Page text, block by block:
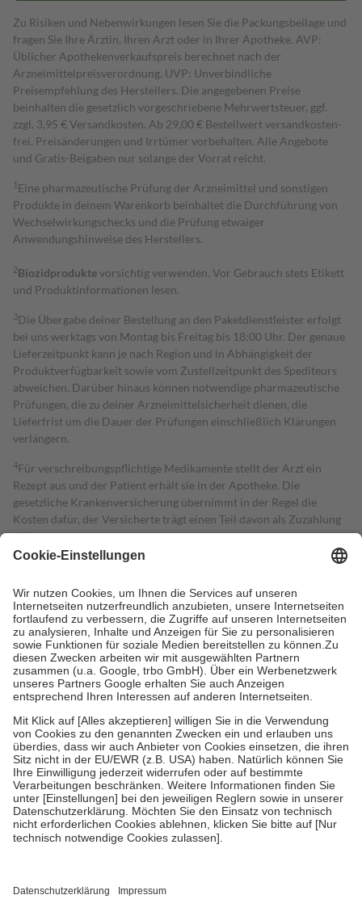
Zu Risiken und Nebenwirkungen lesen Sie die Packungsbeilage und
fragen Sie Ihre Ärztin, Ihren Arzt oder in Ihrer Apotheke. AVP:
Üblicher Apothekenverkaufspreis berechnet nach der
Arzneimittelpreisverordnung. UVP: Unverbindliche
Preisempfehlung des Herstellers. Die angegebenen Preise
beinhalten die gesetzlich vorgeschriebene Mehrwertsteuer, ggf.
zzgl. 3,95 € Versandkosten. Ab 29,00 € Bestell­wert versand­kosten­
frei. Preisänderungen und Irrtümer vorbehalten. Alle Angebote
und Gratis-Beigaben nur solange der Vorrat reicht.
1 Eine pharmazeutische Prüfung der Arzneimittel und sonstigen
Produkte in deinem Warenkorb beinhaltet die Durchführung von
Wechselwirkungschecks und die Prüfung etwaiger
Anwendungshinweise des Herstellers.
2Biozidproduktevorsichtig verwenden. Vor Gebrauch stets Etikett
und Produktinformationen lesen.
3Die Übergabe deiner Bestellung an den Paketdienstleister erfolgt
bei uns werktags von Montag bis Freitag bis 18:00 Uhr. Der genaue
Lieferzeitpunkt kann je nach Region und in Abhängigkeit der
Produktverfügbarkeit sowie vom Zustellzeitpunkt des Spediteurs
abweichen. Darüber hinaus können notwendige pharmazeutische
Prüfungen, die zu deiner Arzneimittelsicherheit dienen, die
Lieferfrist um die Dauer der Prüfungen einschließlich Klärungen
verlängern.
4Für verschreibungspflichtige Medikamente stellt der Arzt ein
Rezept aus und der Patient erhält sie in der Apotheke. Die
gesetzliche Krankenversicherung übernimmt in der Regel die
Kosten dafür, der Versicherte trägt einen Teil davon als Zuzahlung
mit.
Grundsätzlich leisten Mitglieder Zuzahlungen in Höhe von zehn
höchstens zehn Euro.
Es sind jedoch nie mehr als die tatsächlichen
Kosten der Leistung zu entrichten.
Diese Regeln gelten grundsätzlich auch für Online-Apotheken.
Bei Heilmitteln und häuslicher Krankenpflege beträgt die
Zuzahlung zehn Prozent der Kosten sowie zehn Euro je
Verordnung.
Um das Engagement der Versicherten für ihre eigene Gesundheit zu
stärken und die besondere Stellung der Familie zu unterstützen,
fallenkeine Zuzahlungenan bei:
• Kindern und Jugendlichen bis zum vollendeten 18. Lebensjahr
mit Ausnahme der Fahrkosten
• Untersuchungen zur Vorsorge und Früherkennung, die von der
GKV getragen werden
• empfohlenen Schutzimpfungen
• Harn- und Blutteststreifen
getroffen, um sicherzustellen, dass es sich um echte Bewertungen